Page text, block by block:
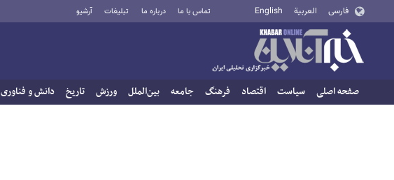
فارسی العربية English تماس با ما درباره ما تبلیغات آرشیو
صفحه اصلی سیاست اقتصاد فرهنگ جامعه بین‌الملل ورزش تاریخ دانش و فناوری